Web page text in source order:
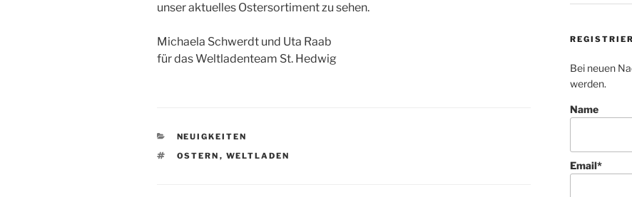
unser aktuelles Ostersortiment zu sehen.
Michaela Schwerdt und Uta Raab
für das Weltladenteam St. Hedwig
KATEGORIEN
NEUIGKEITEN
SCHLAGWÖRTER
OSTERN , WELTLADEN
Bei neuen
werden.
Name
Email*